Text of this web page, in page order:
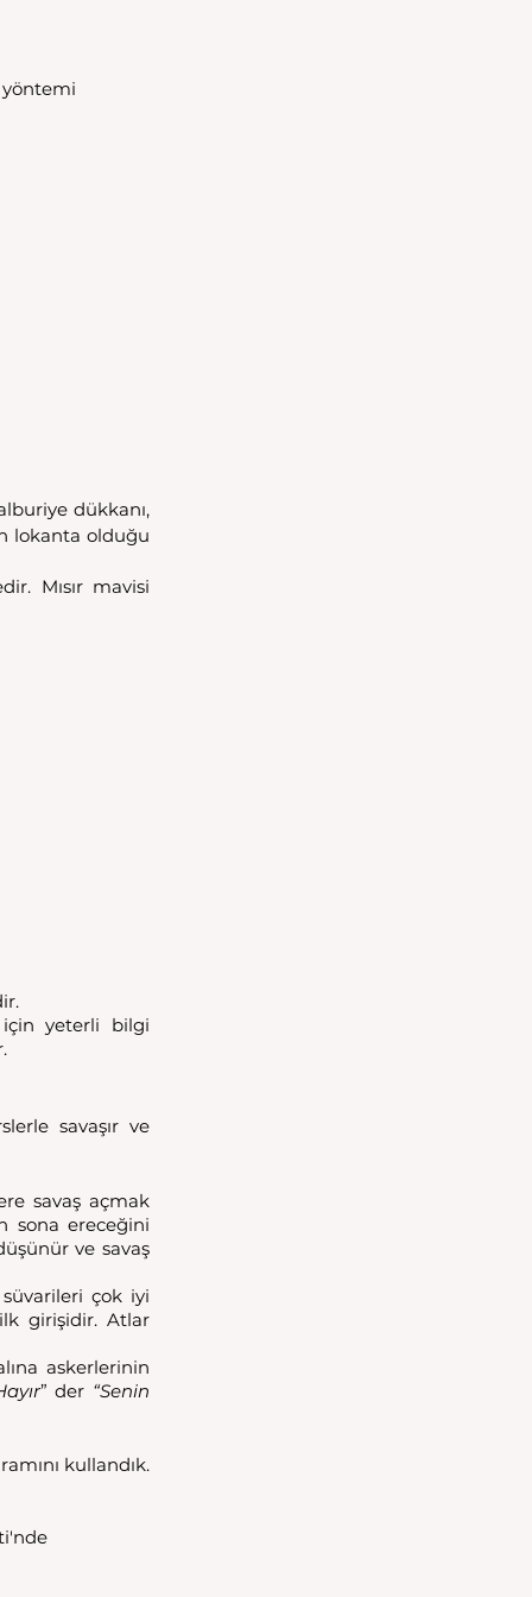
yöntemi
dükkanı,
lokanta olduğu
Mısır mavisi
için yeterli bilgi
savaşır ve
savaş açmak
sona ereceğini
ve savaş
süvarileri çok iyi
girişidir. Atlar
askerlerinin
” der “Senin
kullandık.